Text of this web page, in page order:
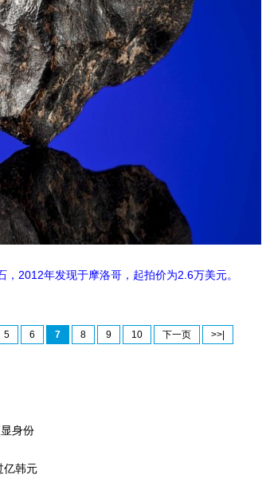
2012年发现于摩洛哥，起拍价为2.6万美元。
5 6 7 8 9 10 下一页 >>|
身份
亿韩元